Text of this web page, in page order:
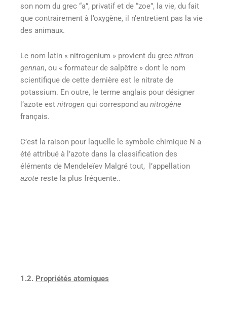
son nom du grec “a”, privatif et de “zoe”, la vie, du fait
que contrairement à l’oxygène, il n’entretient pas la vie
des animaux.
Le nom latin « nitrogenium » provient du grec nitron
gennan, ou « formateur de salpêtre » dont le nom
scientifique de cette dernière est le nitrate de
potassium. En outre, le terme anglais pour désigner
l’azote est nitrogen qui correspond au nitrogène
français.
C’est la raison pour laquelle le symbole chimique N a
été attribué à l’azote dans la classification des
éléments de Mendeleïev Malgré tout, l’appellation
azote reste la plus fréquente..
1.2. Propriétés atomiques